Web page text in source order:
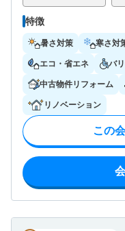
特徴
暑さ対策 寒さ対
エコ・省エネ バ
中古物件リフォーム
リノベーション
この